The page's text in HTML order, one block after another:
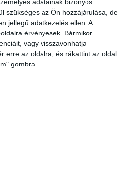
adatainak bizonyos
szükséges az Ön hozzájárulása, de
jellegű adatkezelés ellen. A
érvényesek. Bármikor
vagy visszavonhatja
erre az oldalra, és rákattint az oldal
gombra.
dolgozói, vezetői
programokat
fenn, mint a Baba-Mama-
Nappali Kórház Biokert
legfrissebb híreit ide